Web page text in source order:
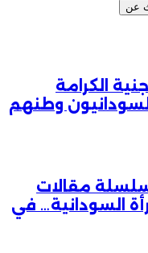
عن
الكرامة
وطنهم
مقالات
السودانية… في